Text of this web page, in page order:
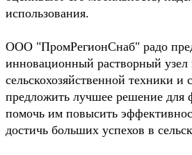
использования.
ООО "ПромРегионСнаб" радо
инновационный растворный узел
сельскохозяйственной техники и
предложить лучшее решение для
помочь им повысить
достичь больших успехов в